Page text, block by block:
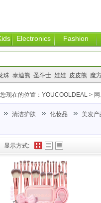
Electronics Fashion
珠 泰迪熊 圣斗士 娃娃 皮皮熊 魔
显示方式:
您现在的位置： YOUCOOLDEAL >
清洁护肤 化妆品 美发产